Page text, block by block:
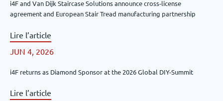
i4F and Van Dijk Staircase Solutions announce cross-license
agreement and European Stair Tread manufacturing partnership
Lire l’article
JUN 4, 2026
i4F returns as Diamond Sponsor at the 2026 Global DIY-Summit
Lire l’article